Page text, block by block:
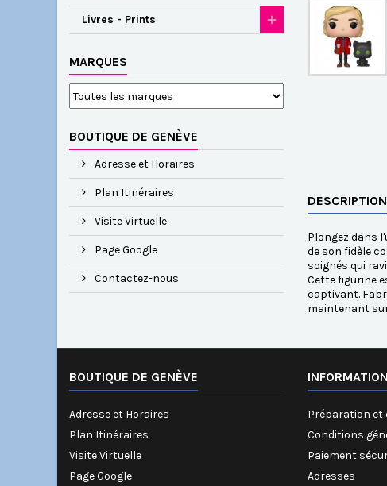
Livres - Prints
MARQUES
BOUTIQUE DE GENÈVE
Adresse et Horaires
Plan Itinéraires
Visite Virtuelle
Page Google
Contactez-nous
DESCRIPTION
Plongez dans
de son fidèle
soignés qui
Cette figurine
captivant.
maintenant
BOUTIQUE DE GENÈVE
Adresse et Horaires
Plan Itinéraires
Visite Virtuelle
Page Google
INFORMATION
Préparation et
Conditions
Paiement
Adresses